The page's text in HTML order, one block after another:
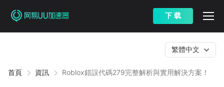
下 载
首頁 資訊 Roblox錯誤代碼279完整解析與實用解決方案！
繁體中文